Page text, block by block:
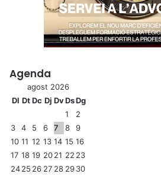
Agenda
agost 2026
Dl DtDc Dj DvDsDg
1
2
3
4 5 6 7 8
9
10 11 12 13 14 15 16
17 18 19 2021 22 23
2425 26 27 28 2930